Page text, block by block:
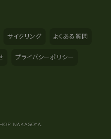
サイクリング よくある質問
プライバシーポリシー
NAKAGOYA.